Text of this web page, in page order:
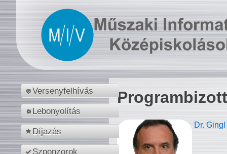
Versenyfelhívás
Lebonyolítás
Díjazás
Szponzorok
Dr.